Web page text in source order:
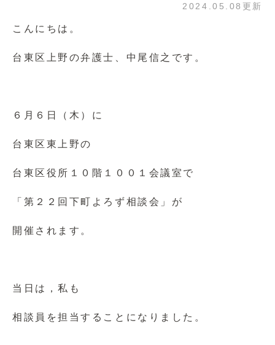
2024.05.08更新
こんにちは。
台東区上野の弁護士、中尾信之です。
６月６日（木）に
台東区東上野の
台東区役所１０階１００１会議室で
「第２２回下町よろず相談会」が
開催されます。
当日は，私も
相談員を担当することになりました。